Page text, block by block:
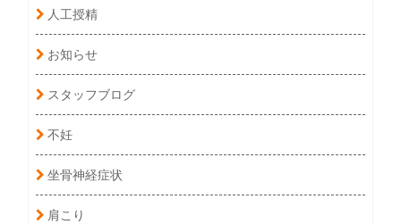
人工授精
お知らせ
スタッフブログ
不妊
坐骨神経症状
肩こり